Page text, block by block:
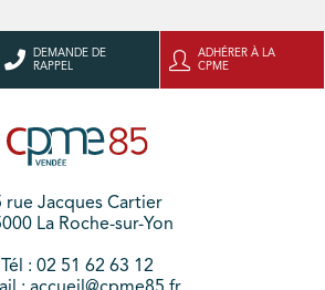
DEMANDE DE
RAPPEL
ADHÉRER À LA
CPME
rue Jacques Cartier
La Roche-sur-Yon
Tél : 02 51 62 63 12